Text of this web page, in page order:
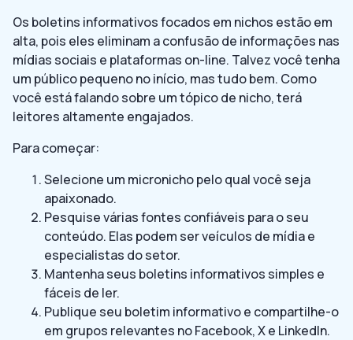
Os boletins informativos focados em nichos estão em
alta, pois eles eliminam a confusão de informações nas
mídias sociais e plataformas on-line. Talvez você tenha
um público pequeno no início, mas tudo bem. Como
você está falando sobre um tópico de nicho, terá
leitores altamente engajados.
Para começar:
Selecione um micronicho pelo qual você seja
apaixonado.
Pesquise várias fontes confiáveis para o seu
conteúdo. Elas podem ser veículos de mídia e
especialistas do setor.
Mantenha seus boletins informativos simples e
fáceis de ler.
Publique seu boletim informativo e compartilhe-o
em grupos relevantes no Facebook, X e LinkedIn.